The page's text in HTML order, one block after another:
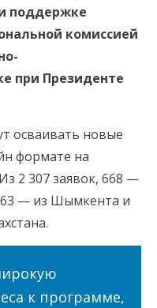
поддержке
комиссией
при Президенте
осваивать новые
формате на
2 307 заявок, 668 —
— из Шымкента и
к программе,